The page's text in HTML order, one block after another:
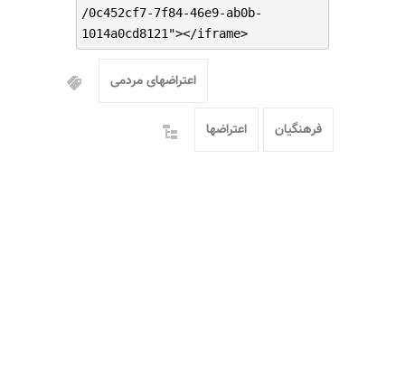
/0c452cf7-7f84-46e9-ab0b-
1014a0cd8121"></iframe>
اعتراضهای مردمی
فرهنگیان اعتراضها